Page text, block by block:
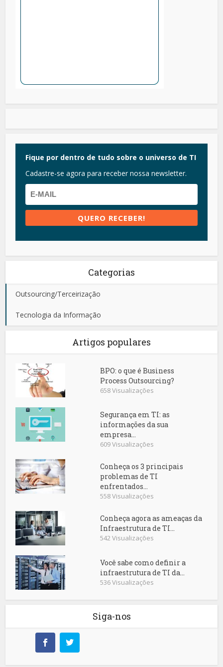
Fique por dentro de tudo sobre o universo de TI
Cadastre-se agora para receber nossa newsletter.
Categorias
Outsourcing/Terceirização
Tecnologia da Informação
Artigos populares
BPO: o que é Business
Process Outsourcing?
658 Visualizações
Segurança em TI: as
informações da sua
empresa...
609 Visualizações
Conheça os 3 principais
problemas de TI
enfrentados...
558 Visualizações
Conheça agora as ameaças da
Infraestrutura de TI...
542 Visualizações
Você sabe como definir a
infraestrutura de TI da...
536 Visualizações
Siga-nos